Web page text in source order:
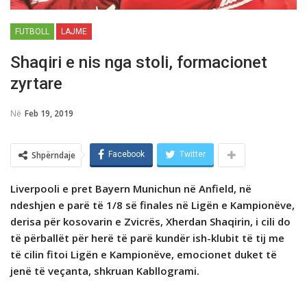
FUTBOLL LAJME
Shaqiri e nis nga stoli, formacionet
zyrtare
Në Feb 19, 2019
Shpërndaje Facebook Twitter
Liverpooli e pret Bayern Munichun në Anfield, në
ndeshjen e parë të 1/8 së finales në Ligën e Kampionëve,
derisa për kosovarin e Zvicrës, Xherdan Shaqirin, i cili do
të përballët për herë të parë kundër ish-klubit të tij me
të cilin fitoi Ligën e Kampionëve, emocionet duket të
jenë të veçanta, shkruan Kabllogrami.